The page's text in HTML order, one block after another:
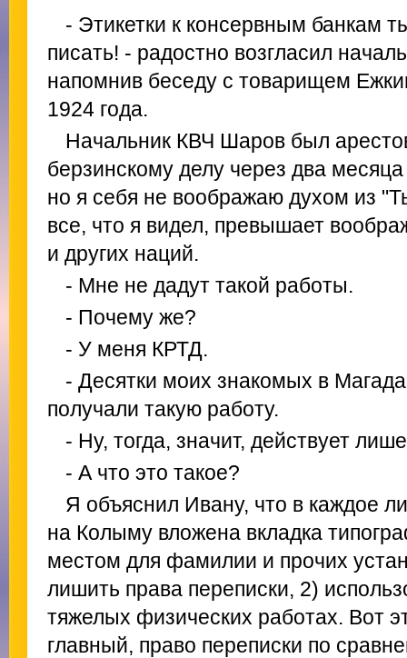
- Этикетки к консервным банкам
писать! - радостно возгласил
напомнив беседу с товарищем
1924 года.
Начальник КВЧ Шаров был
берзинскому делу через два месяца
но я себя не воображаю духом из
все, что я видел, превышает
и других наций.
- Мне не дадут такой работы.
- Почему же?
- У меня КРТД.
- Десятки моих знакомых в
получали такую работу.
- Ну, тогда, значит, действует
- А что это такое?
Я объяснил Ивану, что в каждое
на Колыму вложена вкладка
местом для фамилии и прочих
лишить права переписки, 2)
тяжелых физических работах. Вот
главный, право переписки по